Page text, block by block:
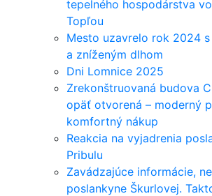
tepelného hospodárstva
Topľou
Mesto uzavrelo rok 2024
a zníženým dlhom
Dni Lomnice 2025
Zrekonštruovaná budova
opäť otvorená – moderný
komfortný nákup
Reakcia na vyjadrenia
Pribulu
Zavádzajúce informácie,
poslankyne Škurlovej.